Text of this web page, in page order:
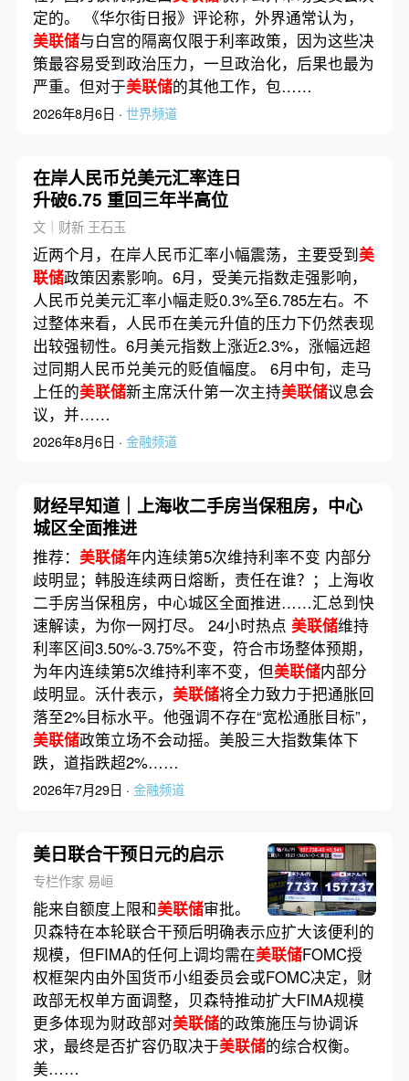
定的。 《华尔街日报》评论称，外界通常认为，
美联储与白宫的隔离仅限于利率政策，因为这些决
策最容易受到政治压力，一旦政治化，后果也最为
严重。但对于美联储的其他工作，包……
2026年8月6日 · 世界频道
在岸人民币兑美元汇率连日
升破6.75 重回三年半高位
文｜财新 王石玉
近两个月，在岸人民币汇率小幅震荡，主要受到美
联储政策因素影响。6月，受美元指数走强影响，
人民币兑美元汇率小幅走贬0.3%至6.785左右。不
过整体来看，人民币在美元升值的压力下仍然表现
出较强韧性。6月美元指数上涨近2.3%，涨幅远超
过同期人民币兑美元的贬值幅度。 6月中旬，走马
上任的美联储新主席沃什第一次主持美联储议息会
议，并……
2026年8月6日 · 金融频道
财经早知道｜上海收二手房当保租房，中心
城区全面推进
推荐： 美联储年内连续第5次维持利率不变 内部分
歧明显；韩股连续两日熔断，责任在谁？；上海收
二手房当保租房，中心城区全面推进……汇总到快
速解读，为你一网打尽。 24小时热点 美联储维持
利率区间3.50%-3.75%不变，符合市场整体预期，
为年内连续第5次维持利率不变，但美联储内部分
歧明显。沃什表示， 美联储将全力致力于把通胀回
落至2%目标水平。他强调不存在“宽松通胀目标”，
美联储政策立场不会动摇。美股三大指数集体下
跌，道指跌超2%……
2026年7月29日 · 金融频道
美日联合干预日元的启示
专栏作家 易峘
能来自额度上限和美联储审批。
贝森特在本轮联合干预后明确表示应扩大该便利的
规模，但FIMA的任何上调均需在美联储FOMC授
权框架内由外国货币小组委员会或FOMC决定，财
政部无权单方面调整，贝森特推动扩大FIMA规模
更多体现为财政部对美联储的政策施压与协调诉
求，最终是否扩容仍取决于美联储的综合权衡。
美……